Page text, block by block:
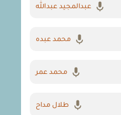
عبدالمجيد عبدالله
محمد عبده
محمد عمر
طلال مداح